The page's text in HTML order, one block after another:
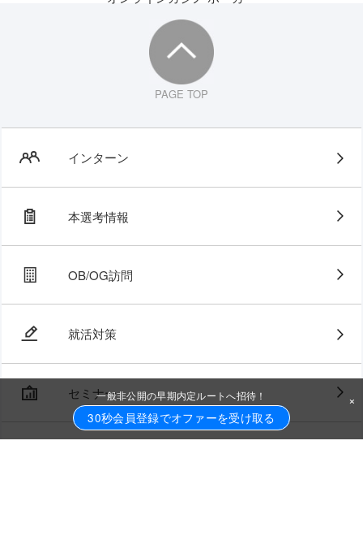
PAGE TOP
インターン
本選考情報
OB/OG訪問
就活対策
セミナー一般非公開の早期内定ルートへ招待！
30秒会員登録でオファーを受け取る
×